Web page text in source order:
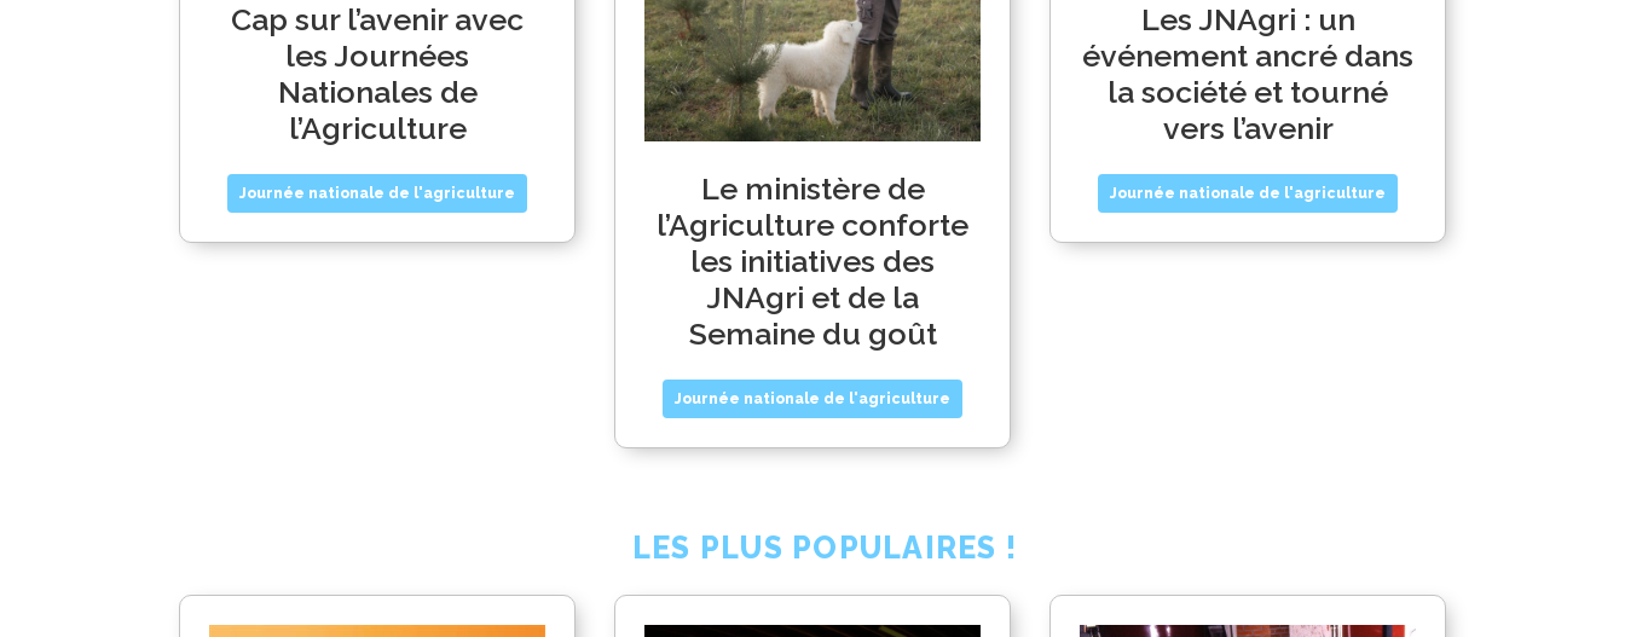
Cap sur l’avenir avec
les Journées
Nationales de
l’Agriculture
Journée nationale de l'agriculture
Le ministère de
l’Agriculture conforte
les initiatives des
JNAgri et de la
Semaine du goût
Journée nationale de l'agriculture
Les JNAgri : un
événement ancré dans
la société et tourné
vers l’avenir
Journée nationale de l'agriculture
LES PLUS POPULAIRES !